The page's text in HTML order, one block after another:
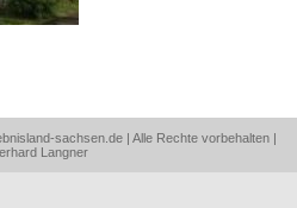
sachsen.de | Alle Rechte vorbehalten |
Langner